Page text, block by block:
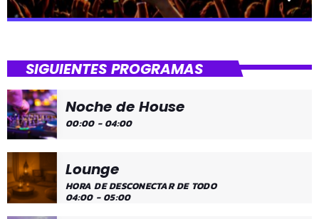
Asteburuak zureak eta gureak dira! Dantza Bizkaia!
SIGUIENTES PROGRAMAS
Noche de House
00:00 - 04:00
Lounge
HORA DE DESCONECTAR DE TODO
04:00 - 05:00